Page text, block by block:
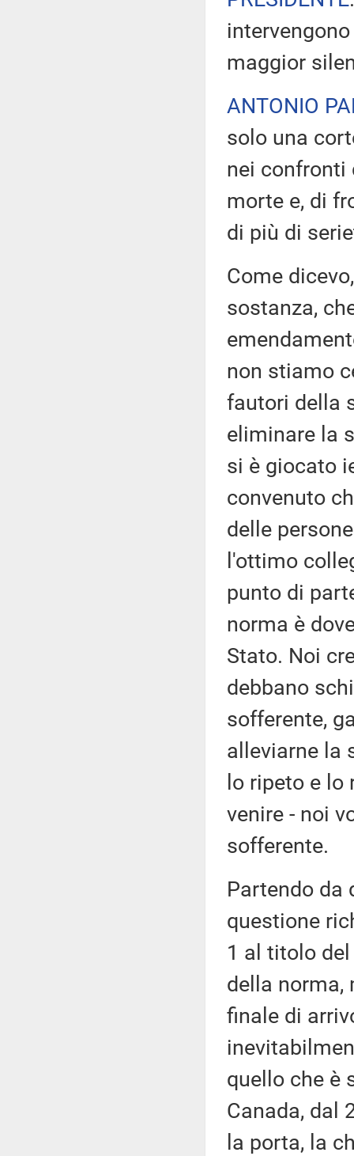
maggior
ANTONIO
solo una
nei confronti
morte e, di
di più di
Come
sostanza,
non stiamo
fautori della
eliminare la
si è giocato
convenuto
delle
l'ottimo
punto di
norma è
Stato. Noi
debbano
sofferente,
alleviarne la
lo ripeto e
venire - noi
sofferente.
Partendo da
questione
1 al titolo
della norma,
finale di
quello che è
Canada, dal
la porta, la